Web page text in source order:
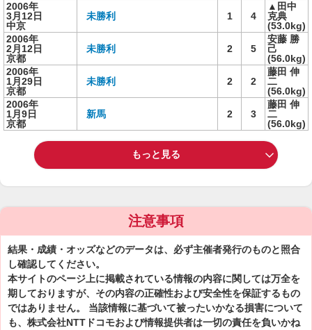
2006年
3月12日
中京
未勝利 1 4
▲田中
克典
(53.0kg)
2006年
2月12日
京都
未勝利 2 5
安藤 勝
己
(56.0kg)
2006年
1月29日
京都
未勝利 2 2
藤田 伸
二
(56.0kg)
2006年
1月9日
京都
新馬 2 3
藤田 伸
二
(56.0kg)
もっと見る
注意事項
結果・成績・オッズなどのデータは、必ず主催者発行のものと照合
し確認してください。
本サイトのページ上に掲載されている情報の内容に関しては万全を
期しておりますが、その内容の正確性および安全性を保証するもの
ではありません。 当該情報に基づいて被ったいかなる損害について
も、株式会社NTTドコモおよび情報提供者は一切の責任を負いかね